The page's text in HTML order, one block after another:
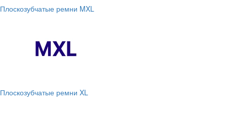
Плоскозубчатые ремни MXL
Плоскозубчатые ремни XL